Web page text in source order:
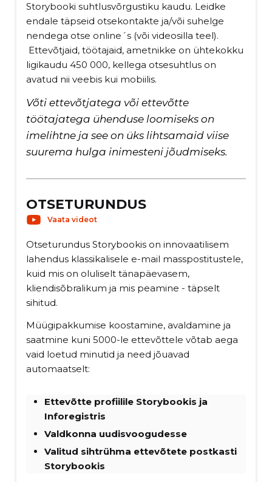
Storybooki suhtlusvõrgustiku kaudu. Leidke
endale täpseid otsekontakte ja/või suhelge
nendega otse online´s (või videosilla teel).
Ettevõtjaid, töötajaid, ametnikke on ühtekokku
ligikaudu 450 000, kellega otsesuhtlus on
avatud nii veebis kui mobiilis.
Võti ettevõtjatega või ettevõtte
töötajatega ühenduse loomiseks on
imelihtne ja see on üks lihtsamaid viise
suurema hulga inimesteni jõudmiseks.
OTSETURUNDUS
Vaata videot
Otseturundus Storybookis on innovaatilisem
lahendus klassikalisele e-mail masspostitustele,
kuid mis on oluliselt tänapäevasem,
kliendisõbralikum ja mis peamine - täpselt
sihitud.
Müügipakkumise koostamine, avaldamine ja
saatmine kuni 5000-le ettevõttele võtab aega
vaid loetud minutid ja need jõuavad
automaatselt:
Ettevõtte profiilile Storybookis ja
Inforegistris
Valdkonna uudisvoogudesse
Valitud sihtrühma ettevõtete postkasti
Storybookis